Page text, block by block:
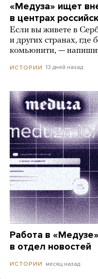
«Медуза» ищет
в центрах
Если вы живете в
и других странах, где
комьюнити, —
ИСТОРИИ 13 дней назад
Работа в
в отдел новостей
ИСТОРИИ месяц назад